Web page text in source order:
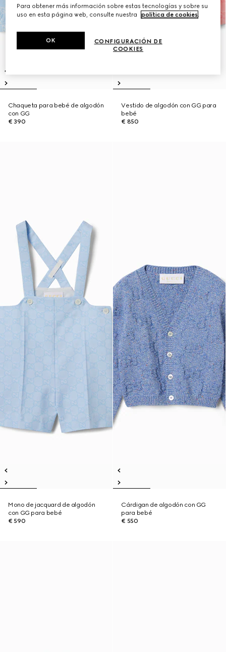
Chaqueta para bebé de algodón
con GG
€ 390
Vestido de algodón con GG para
bebé
€ 850
Mono de jacquard de algodón
con GG para bebé
€ 590
Cárdigan de algodón con GG
para bebé
€ 550
Para obtener más información sobre estas tecnologías y sobre su
uso en esta página web, consulte nuestra
política de cookies.
CONFIGURACIÓN DE
COOKIES
OK